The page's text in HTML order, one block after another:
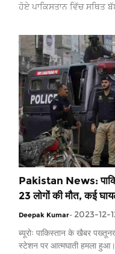
ਹੋਏ ਪਾਕਿਸਤਾਨ ਵਿੱਚ ਸਥਿਤ
Pakistan News:
23 लोगों की मौत, कई
Deepak Kumar- 2023-12-
ब्यूरोः पाकिस्तान के खैबर
स्टेशन पर आत्मघाती हमला